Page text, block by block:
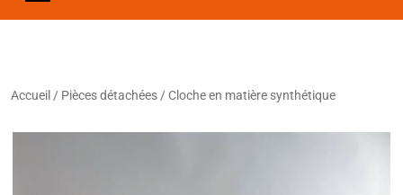
Accueil / Pièces détachées / Cloche en matière synthétique